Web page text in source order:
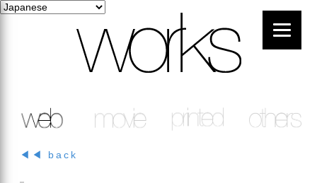
◀◀ back